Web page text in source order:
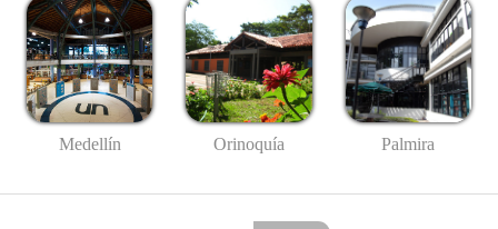
Medellín Orinoquía Palmira